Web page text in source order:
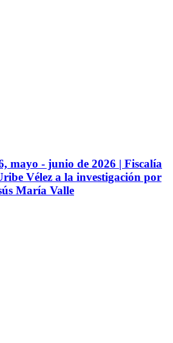
mayo - junio de 2026 | Fiscalía
Vélez a la investigación por
María Valle